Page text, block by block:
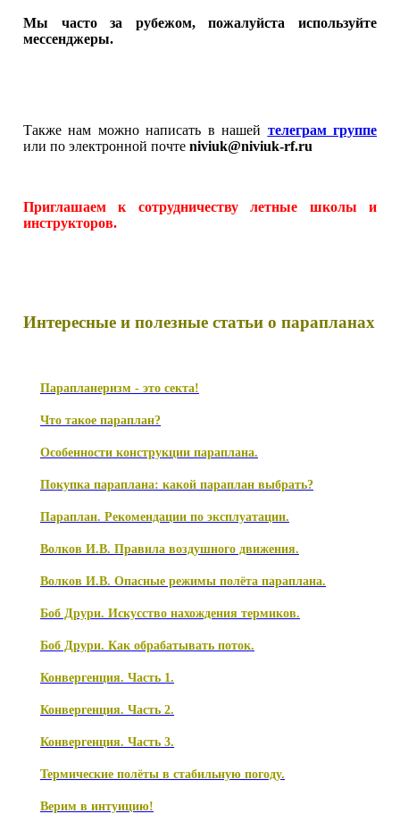
Мы часто за рубежом, пожалуйста используйте
мессенджеры.
Также нам можно написать в нашей телеграм группе
или по электронной почте niviuk@niviuk-rf.ru
Приглашаем к сотрудничеству летные школы и
инструкторов.
Интересные и полезные статьи о парапланах
Парапланеризм - это секта!
Что такое параплан?
Особенности конструкции параплана.
Покупка параплана: какой параплан выбрать?
Параплан. Рекомендации по эксплуатации.
Волков И.В. Правила воздушного движения.
Волков И.В. Опасные режимы полёта параплана.
Боб Друри. Искусство нахождения термиков.
Боб Друри. Как обрабатывать поток.
Конвергенция. Часть 1.
Конвергенция. Часть 2.
Конвергенция. Часть 3.
Термические полёты в стабильную погоду.
Верим в интуицию!